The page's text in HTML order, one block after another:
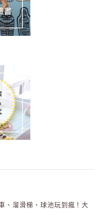
、溜滑梯、球池玩到瘋！大